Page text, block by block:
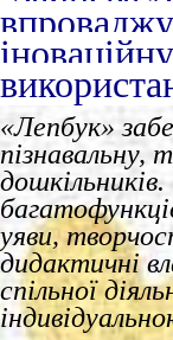
«Лепбук»
пізнавальну,
уяви,
дидактичні
спільної